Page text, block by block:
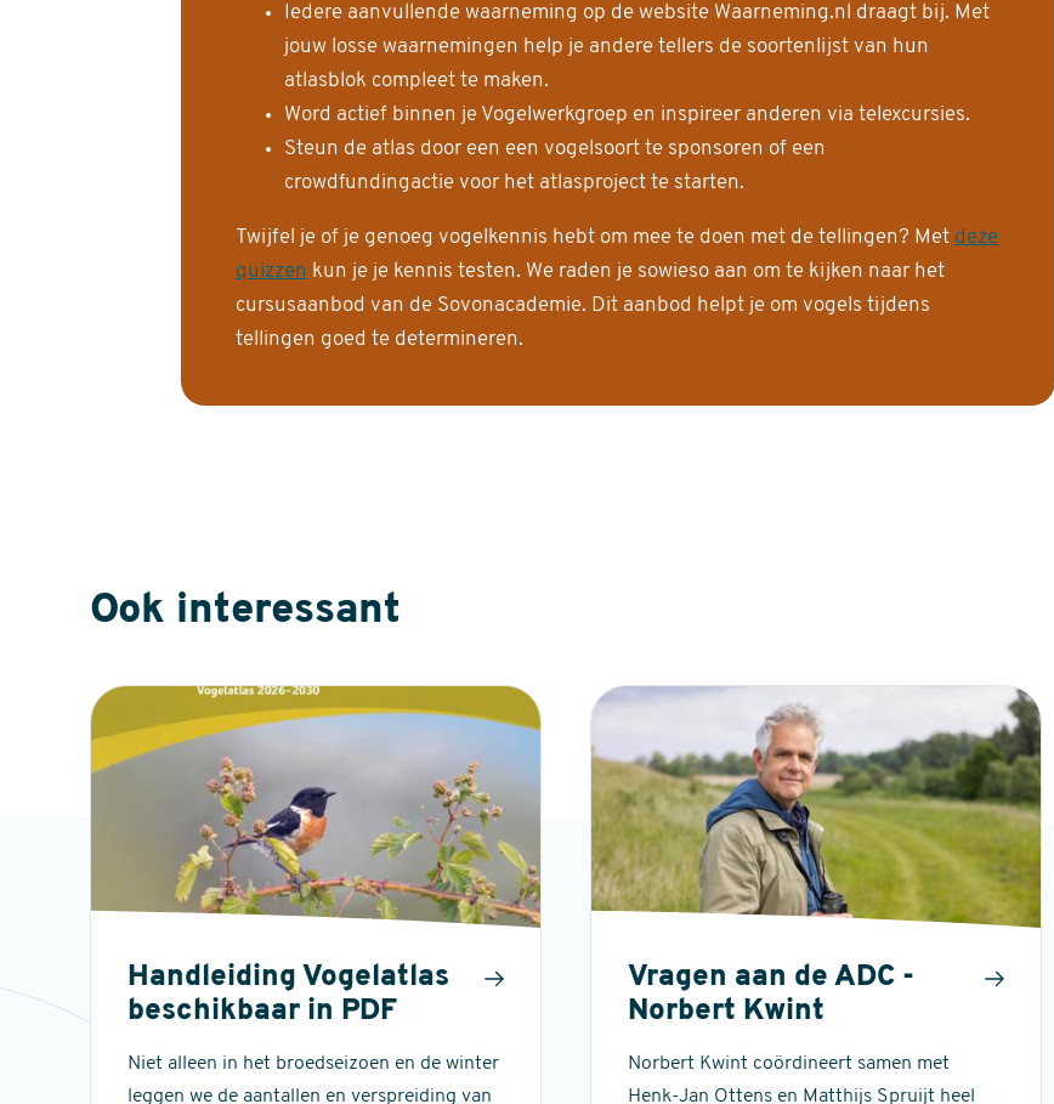
Iedere aanvullende waarneming op de website Waarneming.nl draagt bij. Met
jouw losse waarnemingen help je andere tellers de soortenlijst van hun
atlasblok compleet te maken.
Word actief binnen je Vogelwerkgroep en inspireer anderen via telexcursies.
Steun de atlas door een een vogelsoort te sponsoren of een
crowdfundingactie voor het atlasproject te starten.
Twijfel je of je genoeg vogelkennis hebt om mee te doen met de tellingen? Met deze
quizzen kun je je kennis testen. We raden je sowieso aan om te kijken naar het
cursusaanbod van de Sovonacademie. Dit aanbod helpt je om vogels tijdens
tellingen goed te determineren.
Ook interessant
Handleiding Vogelatlas
beschikbaar in PDF
Niet alleen in het broedseizoen en de winter
leggen we de aantallen en verspreiding van
Vragen aan de ADC -
Norbert Kwint
Norbert Kwint coördineert samen met
Henk-Jan Ottens en Matthijs Spruijt heel